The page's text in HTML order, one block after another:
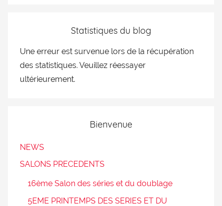
Statistiques du blog
Une erreur est survenue lors de la récupération
des statistiques. Veuillez réessayer
ultérieurement.
Bienvenue
NEWS
SALONS PRECEDENTS
16ème Salon des séries et du doublage
5EME PRINTEMPS DES SERIES ET DU